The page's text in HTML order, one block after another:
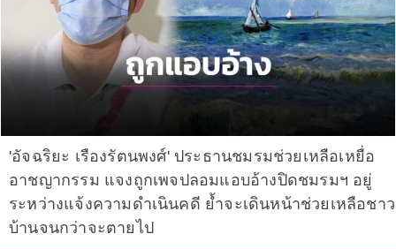
'อัจฉริยะ เรืองรัตนพงศ์' ประธานชมรมช่วยเหลือเหยื่อ
อาชญากรรม แจงถูกเพจปลอมแอบอ้างปิดชมรมฯ อยู่
ระหว่างแจ้งความดำเนินคดี ยํ้าจะเดินหน้าช่วยเหลือชาว
บ้านจนกว่าจะตายไป